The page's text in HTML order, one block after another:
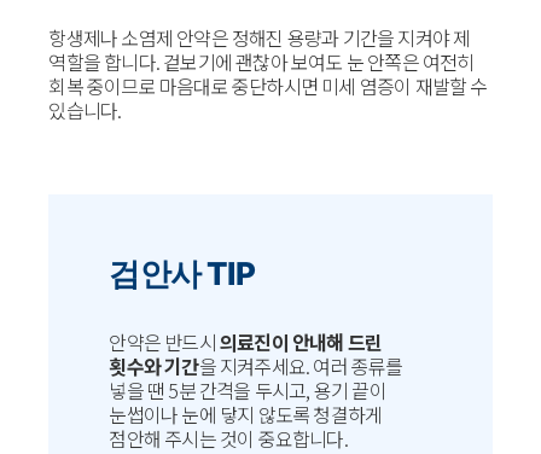
항생제나 소염제 안약은 정해진 용량과 기간을 지켜야 제
역할을 합니다. 겉보기에 괜찮아 보여도 눈 안쪽은 여전히
회복 중이므로 마음대로 중단하시면 미세 염증이 재발할 수
있습니다.
검안사 TIP
안약은 반드시의료진이 안내해 드린
횟수와 기간을 지켜주세요. 여러 종류를
넣을 땐 5분 간격을 두시고, 용기 끝이
눈썹이나 눈에 닿지 않도록 청결하게
점안해 주시는 것이 중요합니다.